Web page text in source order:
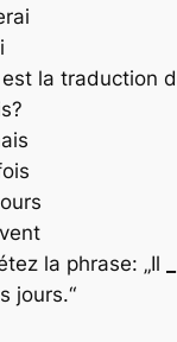
la traduction
la phrase: „Il
jours.“